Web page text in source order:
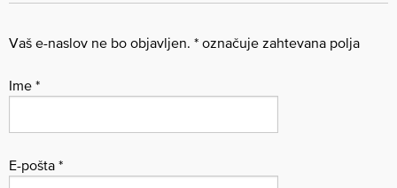
Vaš e-naslov ne bo objavljen. * označuje zahtevana polja
Ime *
E-pošta *